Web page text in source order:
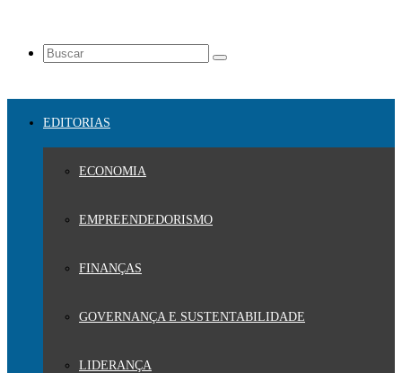
EDITORIAS
ECONOMIA
EMPREENDEDORISMO
FINANÇAS
GOVERNANÇA E SUSTENTABILIDADE
LIDERANÇA